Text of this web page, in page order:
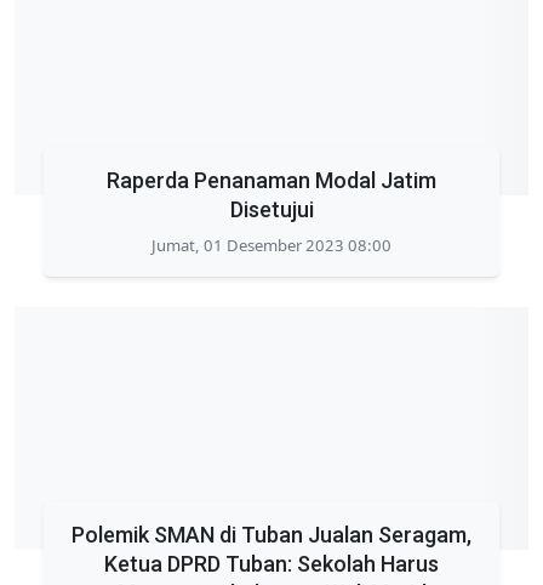
Raperda Penanaman Modal Jatim
Disetujui
Jumat, 01 Desember 2023 08:00
Polemik SMAN di Tuban Jualan Seragam,
Ketua DPRD Tuban: Sekolah Harus